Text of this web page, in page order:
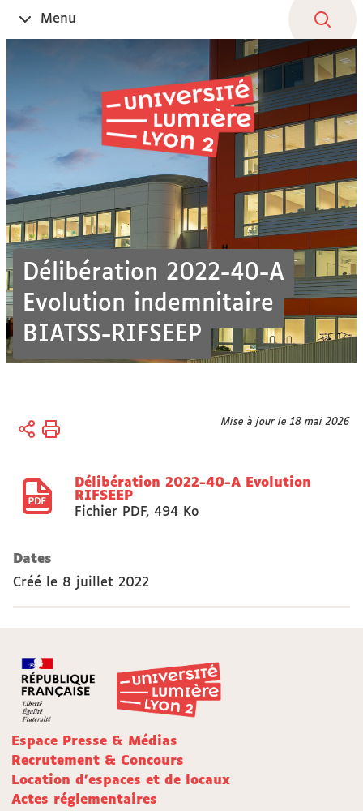
Ouvrir
le
Menu
Délibération 2022-40-A
Evolution indemnitaire
BIATSS-RIFSEEP
Vous
Accueil
Organisation
Conseils,
disciplinaires
CA
Mise à jour le 18 mai 2026
Délibération 2022-40-A Evolution
RIFSEEP
Fichier PDF, 494 Ko
Dates
Créé le 8 juillet 2022
Espace Presse & Médias
Recrutement & Concours
Location d'espaces et de locaux
Actes réglementaires